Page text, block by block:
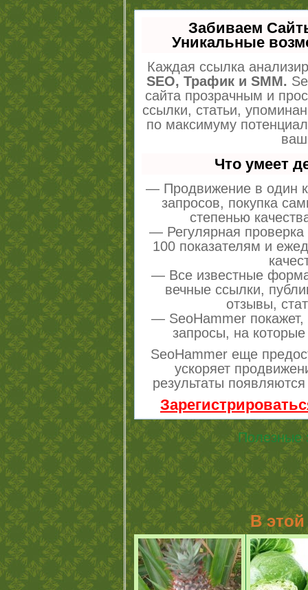
Забиваем
Уникальные
Каждая ссылка
SEO, Трафик и SMM.
сайта прозрачным и
ссылки, статьи,
по максимуму
Что умеет
— Продвижение в один
запросов, покупка
степенью
— Регулярная проверка
100 показателям и
— Все известные
вечные ссылки,
отзывы,
— SeoHammer покажет,
запросы, на
SeoHammer еще
ускоряет
результаты
Полезные
В